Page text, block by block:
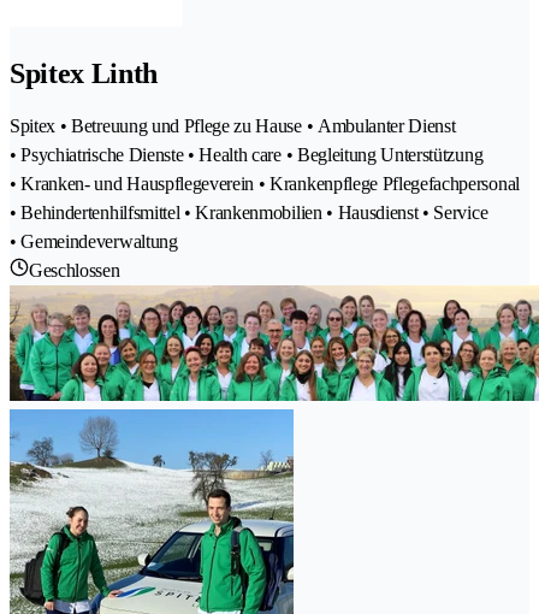
Spitex Linth
Spitex • Betreuung und Pflege zu Hause • Ambulanter Dienst
• Psychiatrische Dienste • Health care • Begleitung Unterstützung
• Kranken- und Hauspflegeverein • Krankenpflege Pflegefachpersonal
• Behindertenhilfsmittel • Krankenmobilien • Hausdienst • Service
• Gemeindeverwaltung
Geschlossen